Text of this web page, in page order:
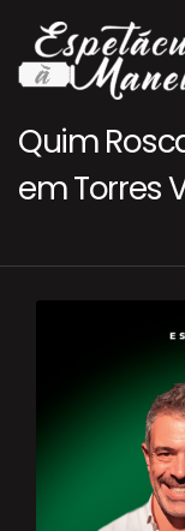
Quim
em Torres